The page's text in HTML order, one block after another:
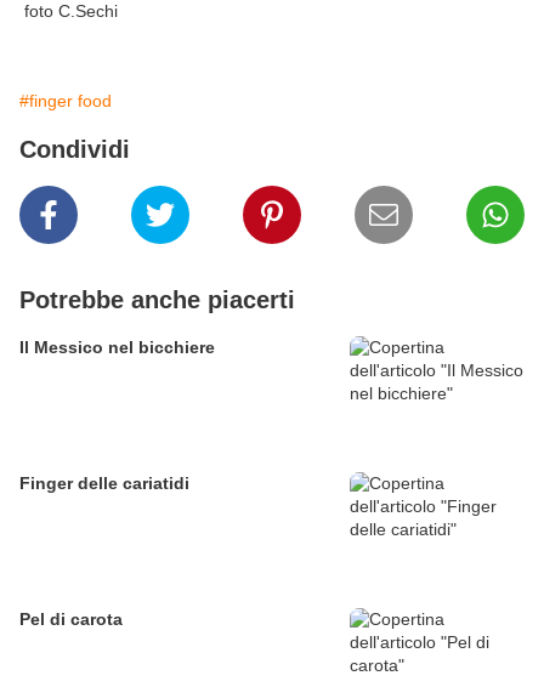
foto C.Sechi
#finger food
Condividi
Potrebbe anche piacerti
Il Messico nel bicchiere
Finger delle cariatidi
Pel di carota